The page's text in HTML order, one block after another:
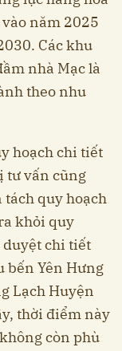
năm 2025
Các khu
nhà Mạc là
theo nhu
hoạch chi tiết
tư vấn cũng
quy hoạch
khỏi quy
duyệt chi tiết
bến Yên Hưng
Lạch Huyện
thời điểm này
còn phù